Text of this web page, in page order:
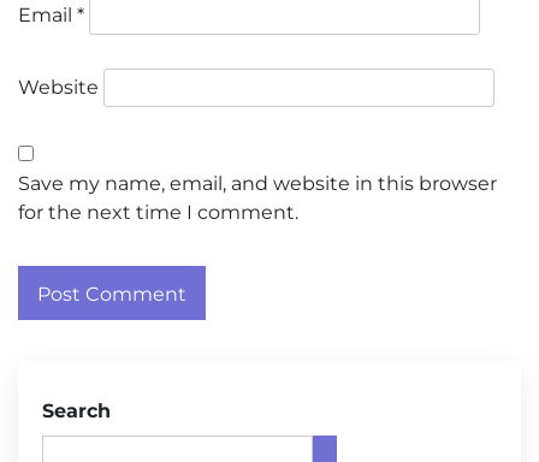
Email *
Website
Save my name, email, and website in this browser
for the next time I comment.
Search